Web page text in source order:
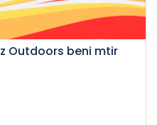
Outdoors beni mtir